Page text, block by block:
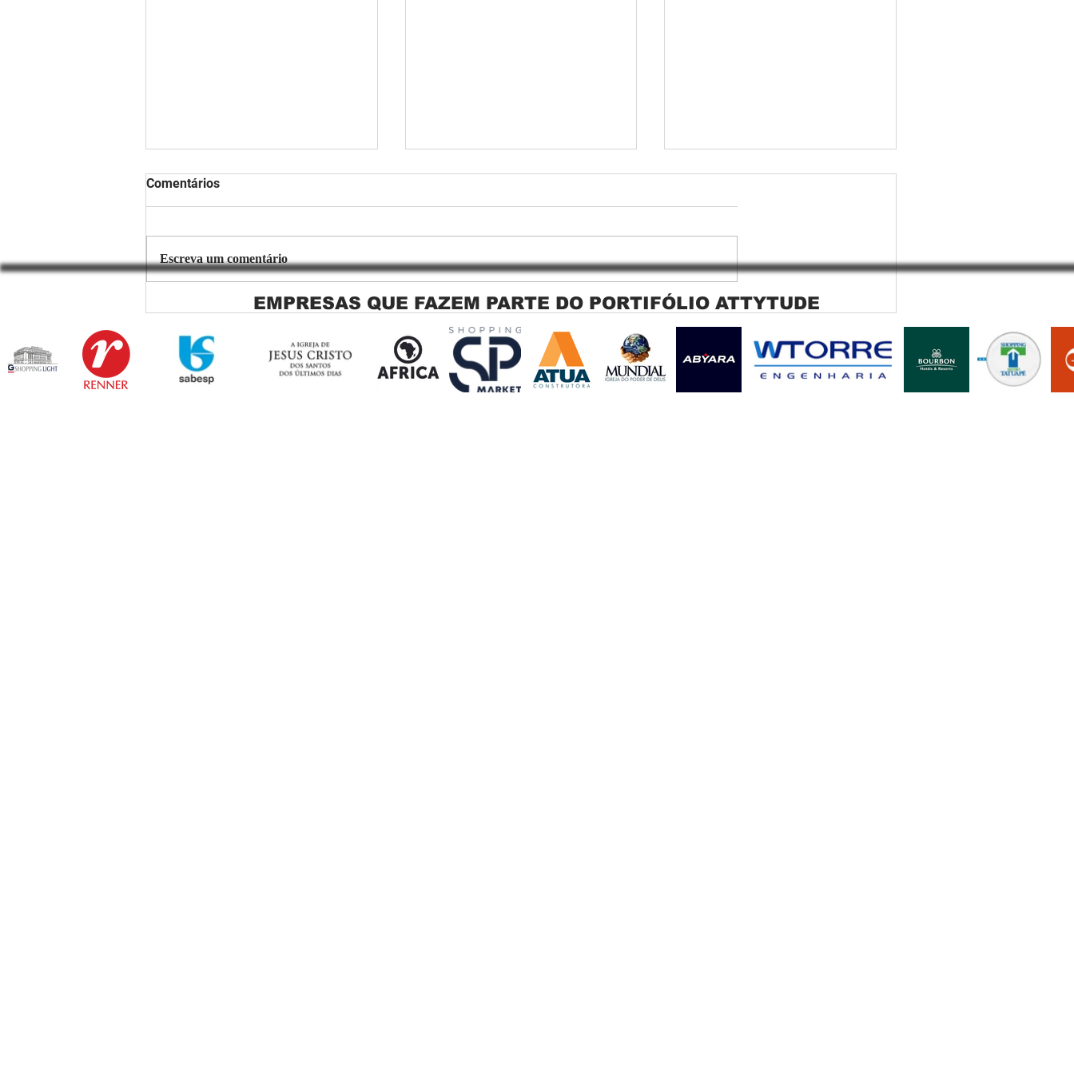
Copiar de Persiana Rolo Tela
Sacada Perfeita no Link
Sapopemba!
Persiana Rolo Tela Solar: O
Segredo para uma Sacada
Perfeita no Link Sapopemba!
Persiana rolo tela solar
Jaguara SP Cortina rolo tela
solar Jaguara SP
Comentários
Escreva um comentário
EMPRESAS QUE FAZEM PARTE DO PORTIFÓLIO ATTYTUDE